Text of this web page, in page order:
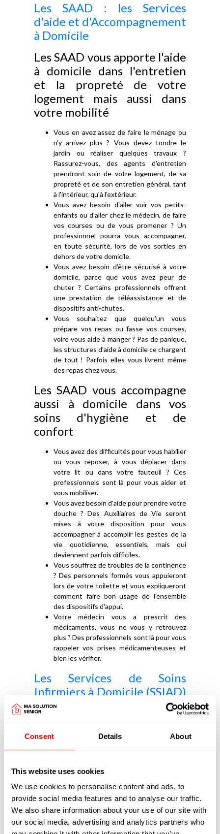
Consent Details About
This website uses cookies
We use cookies to personalise content and ads, to
provide social media features and to analyse our traffic.
We also share information about your use of our site with
our social media, advertising and analytics partners who
Les SAAD : les Services
d'aide et d'Accompagnement
à Domicile
Les SAAD vous apporte l'aide
à domicile dans l'entretien
et la propreté de votre
logement mais aussi dans
votre mobilité
Vous en avez assez de faire le ménage ou
n'y arrivez plus ? Vous devez tondre le
jardin ou réaliser quelques travaux ?
Rassurez-vous, des agents d'entretien
prendront soin de votre logement, de sa
propreté et de son entretien général, tant
à l'intérieur, qu'à l'extérieur.
Vous avez besoin d'aller voir vos petits-
enfants ou d'aller chez le médecin, de faire
vos courses ou de vous promener ? Un
professionnel pourra vous accompagner,
en toute sécurité, lors de vos sorties en
dehors de votre domicile.
Vous avez besoin d'être sécurisé à votre
domicile, parce que vous avez peur de
chuter ? Certains professionnels offrent
une prestation de téléassistance et de
dispositifs anti-chutes.
Vous souhaitez que quelqu'un vous
prépare vos repas ou fasse vos courses,
voire vous aide à manger ? Pas de panique,
les structures d'aide à domicile ce chargent
de tout ! Parfois elles vous livrent même
des repas chez vous.
Les SAAD vous accompagne
aussi à domicile dans vos
soins d'hygiène et de
confort
Vous avez des difficultés pour vous habiller
ou vous reposer, à vous déplacer dans
votre lit ou dans votre fauteuil ? Ces
professionnels sont là pour vous aider et
vous mobiliser.
Vous avez besoin d'aide pour prendre votre
douche ? Des Auxiliaires de Vie seront
mises à votre disposition pour vous
accompagner à accomplir les gestes de la
vie quotidienne, essentiels, mais qui
deviennent parfois difficiles.
Vous souffrez de troubles de la continence
? Des personnels formés vous appuieront
lors de votre toilette et vous expliqueront
comment faire bon usage de l'ensemble
des dispositifs d'appui.
Votre médecin vous a prescrit des
médicaments, vous ne vous y retrouvez
plus ? Des professionnels sont là pour vous
rappeler vos prises médicamenteuses et
bien les vérifier.
Les Services de Soins
Infirmiers à Domicile (SSIAD)
vous appuient dans vos soins
Les SSIAD ont pour objectifs de prévenir la perte
d'autonomie, d'éviter une hospitalisation ou d'en
aussi l'entrée en EHPAD.
Principalement constitués d'infirmiers et d'aides-
soignants diplômés les SSIAD réalisent, pour
votre confort, de nombreux actes, chez vous :
Vous avez besoin de préparer vos
médicaments ou de les prendre ?